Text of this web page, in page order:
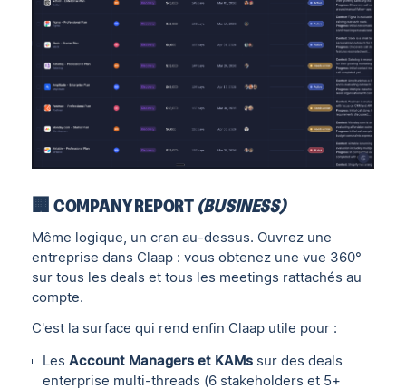
🏢 COMPANY REPORT (BUSINESS)
Même logique, un cran au-dessus. Ouvrez une
entreprise dans Claap : vous obtenez une vue 360°
sur tous les deals et tous les meetings rattachés au
compte.
C'est la surface qui rend enfin Claap utile pour :
LesAccount Managers et KAMs sur des deals
enterprise multi-threads (6 stakeholders et 5+